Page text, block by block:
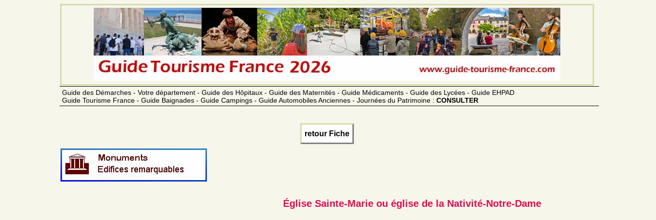
Guide des Démarches - Votre département - Guide des Hôpitaux - Guide des Maternités - Guide Médicaments - Guide des Lycées - Guide EHPAD
Guide Tourisme France - Guide Baignades - Guide Campings - Guide Automobiles Anciennes - Journées du Patrimoine : CONSULTER
retour Fiche
Église Sainte-Marie ou église de la Nativité-Notre-Dame